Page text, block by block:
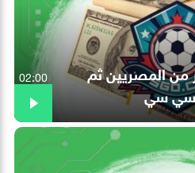
من المصريين ثم
سي سي
02:00